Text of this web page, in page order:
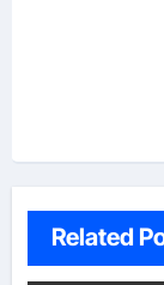
Related